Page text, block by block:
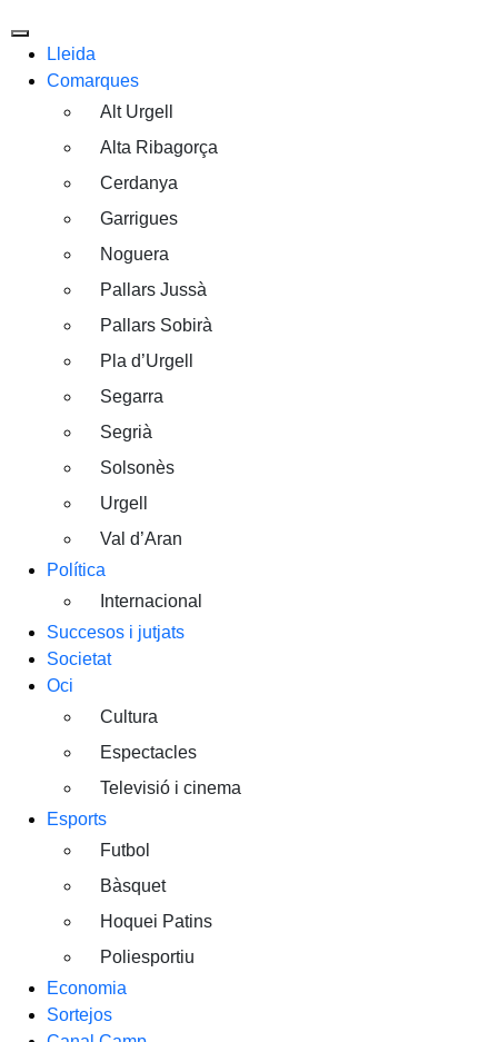
Lleida
Comarques
Alt Urgell
Alta Ribagorça
Cerdanya
Garrigues
Noguera
Pallars Jussà
Pallars Sobirà
Pla d’Urgell
Segarra
Segrià
Solsonès
Urgell
Val d’Aran
Política
Internacional
Succesos i jutjats
Societat
Oci
Cultura
Espectacles
Televisió i cinema
Esports
Futbol
Bàsquet
Hoquei Patins
Poliesportiu
Economia
Sortejos